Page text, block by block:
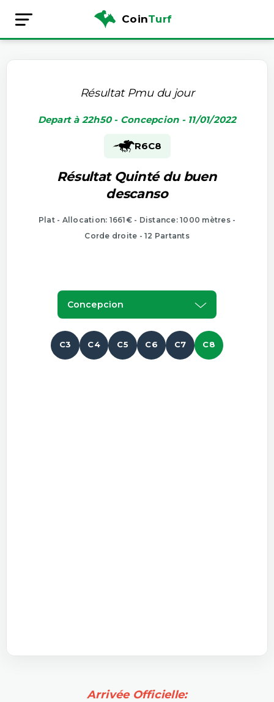
CoinTurf
Résultat Pmu du jour
Depart à 22h50 - Concepcion - 11/01/2022
R6C8
Résultat Quinté du buen
descanso
Plat - Allocation: 1661€ - Distance: 1000 mètres -
Corde droite - 12 Partants
Concepcion
C3 C4 C5 C6 C7 C8
Arrivée Officielle: